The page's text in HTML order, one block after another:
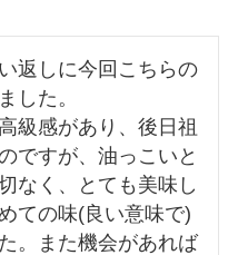
返しに今回こちらの
した。
級感があり、後日祖
ですが、油っこいと
なく、とても美味し
ての味(良い意味で)
。また機会があれば